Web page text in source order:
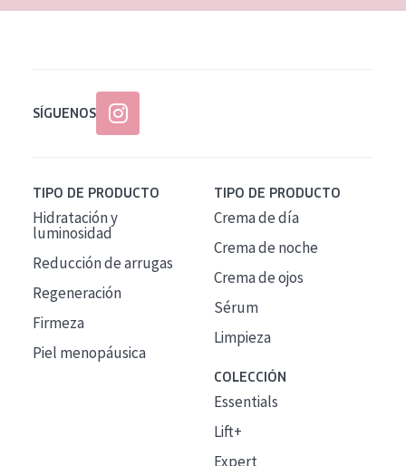
SÍGUENOS
TIPO DE PRODUCTO
Hidratación y
luminosidad
Reducción de arrugas
Regeneración
Firmeza
Piel menopáusica
TIPO DE PRODUCTO
Crema de día
Crema de noche
Crema de ojos
Sérum
Limpieza
COLECCIÓN
Essentials
Lift+
Expert